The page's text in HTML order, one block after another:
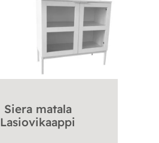
Siera matala
Lasiovikaappi